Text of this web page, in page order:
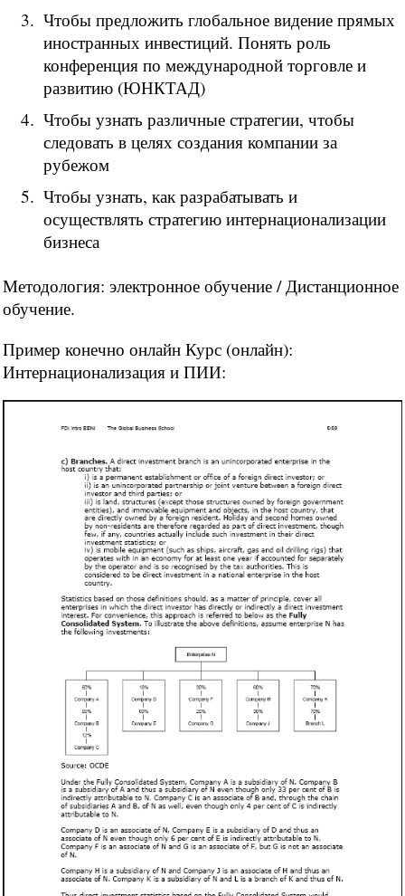
Чтобы предложить глобальное видение прямых
иностранных инвестиций. Понять роль
конференция по международной торговле и
развитию (ЮНКТАД)
Чтобы узнать различные стратегии, чтобы
следовать в целях создания компании за
рубежом
Чтобы узнать, как разрабатывать и
осуществлять стратегию интернационализации
бизнеса
Методология: электронное обучение / Дистанционное
обучение.
Пример конечно онлайн Курс (онлайн):
Интернационализация и ПИИ: